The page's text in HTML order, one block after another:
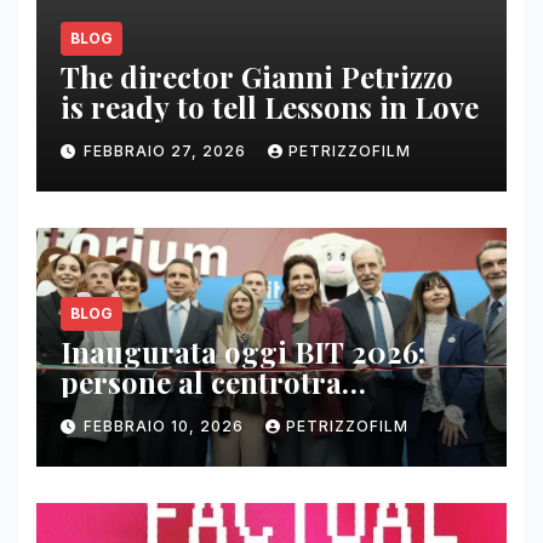
BLOG
The director Gianni Petrizzo
is ready to tell Lessons in Love
FEBBRAIO 27, 2026 PETRIZZOFILM
BLOG
Inaugurata oggi BIT 2026:
persone al centrotra
contenuti, relazioni e business
FEBBRAIO 10, 2026 PETRIZZOFILM